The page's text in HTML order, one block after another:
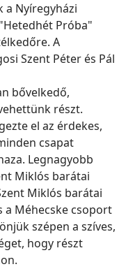
a Nyíregyházi
Próba"
A
Szent Péter és Pál
bővelkedő,
részt.
el az érdekes,
csapat
Legnagyobb
Miklós barátai
Miklós barátai
a Méhecske csoport
szépen a szíves,
hogy részt